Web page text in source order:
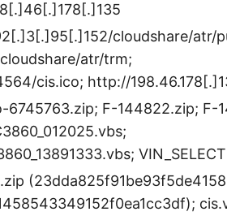
cloudshare/atr/
atr/trm;
cis.ico; http://
6745763.zip; F-144822.zip; F-